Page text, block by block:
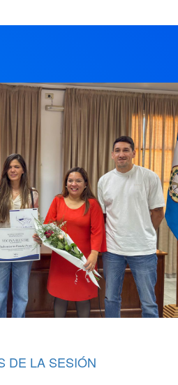
DE LA SESIÓN